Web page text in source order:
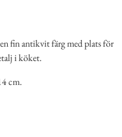
fin antikvit färg med plats för
i köket.
cm.